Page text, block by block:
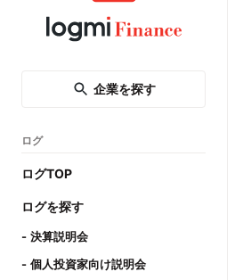
企業を探す
ログ
ログTOP
ログを探す
決算説明会
個人投資家向け説明会